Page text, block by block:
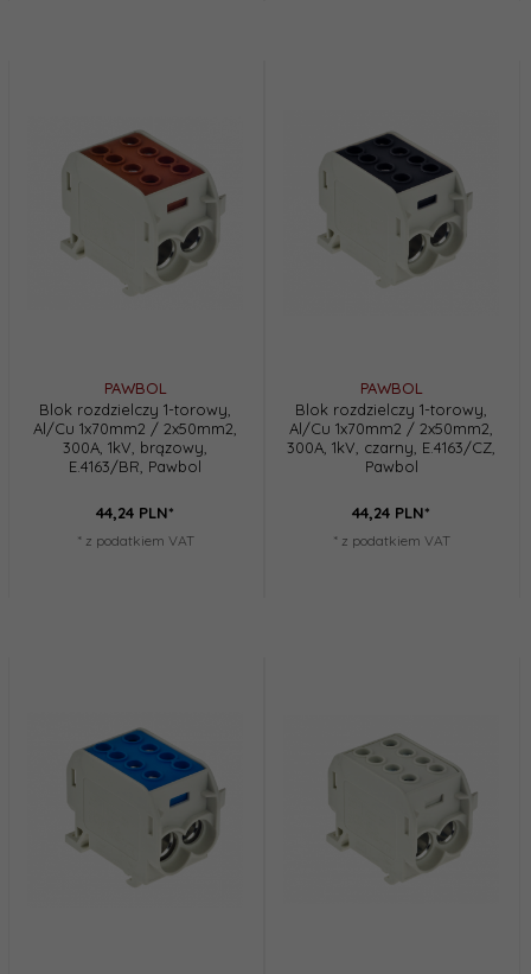
PAWBOL
Blok rozdzielczy 1-torowy,
Al/Cu 1x70mm2 / 2x50mm2,
300A, 1kV, brązowy,
E.4163/BR, Pawbol
44,24 PLN*
* z podatkiem VAT
PAWBOL
Blok rozdzielczy 1-torowy,
Al/Cu 1x70mm2 / 2x50mm2,
300A, 1kV, czarny, E.4163/CZ,
Pawbol
44,24 PLN*
* z podatkiem VAT